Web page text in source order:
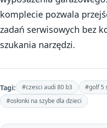
komplecie pozwala
zadań serwisowych bez
szukania narzędzi.
Tagi: #czesci audi 80 b3 #golf 5
#osłonki na szybe dla dzieci